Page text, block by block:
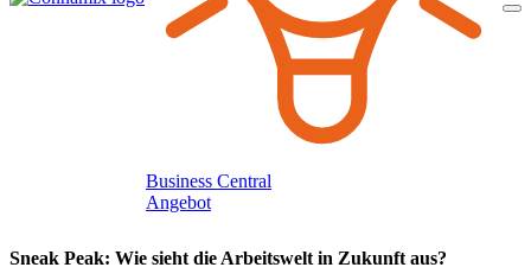
Business Central
Angebot
Sneak Peak: Wie sieht die Arbeitswelt in Zukunft aus?